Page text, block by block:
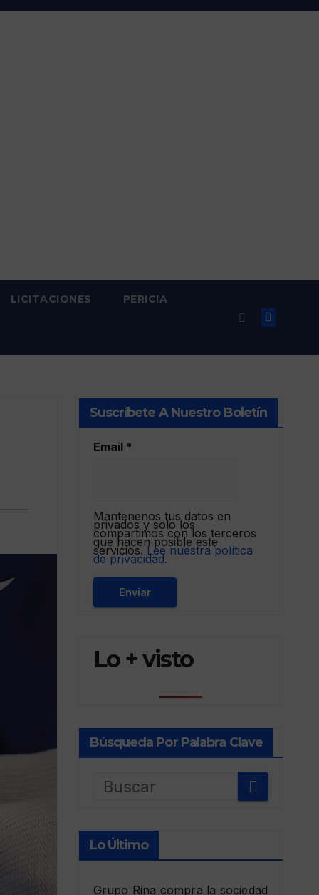
LICITACIONES PERICIA
Suscríbete A Nuestro Boletín
Email *
Mantenenos tus datos en
privados y solo los
compartimos con los terceros
que hacen posible este
servicios. Lee nuestra política
de privacidad.
Lo + visto
Búsqueda Por Palabra Clave
Lo Último
Grupo Rina compra la sociedad